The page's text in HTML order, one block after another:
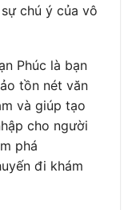
chú ý của vô
Phúc là bạn
tồn nét văn
và giúp tạo
cho người
phá
đi khám